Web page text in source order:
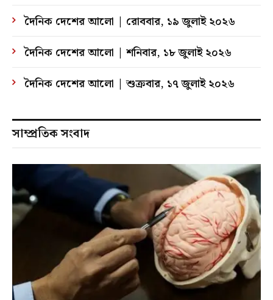
দৈনিক দেশের আলো | রোববার, ১৯ জুলাই ২০২৬
দৈনিক দেশের আলো | শনিবার, ১৮ জুলাই ২০২৬
দৈনিক দেশের আলো | শুক্রবার, ১৭ জুলাই ২০২৬
সাম্প্রতিক সংবাদ